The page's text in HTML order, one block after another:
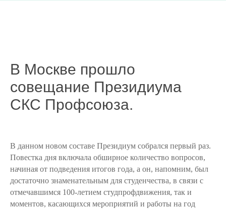
В Москве прошло
совещание Президиума
СКС Профсоюза.
В данном новом составе Президиум собрался первый раз.
Повестка дня включала обширное количество вопросов,
начиная от подведения итогов года, а он, напомним, был
достаточно знаменательным для студенчества, в связи с
отмечавшимся 100-летием студпрофдвижения, так и
моментов, касающихся мероприятий и работы на год